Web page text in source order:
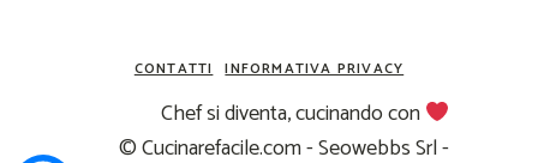
CONTATTI INFORMATIVA PRIVACY
Chef si diventa, cucinando con
© Cucinarefacile.com - Seowebbs Srl -